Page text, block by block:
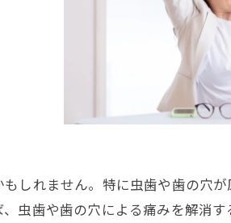
しれません。特に虫歯や歯の穴
虫歯や歯の穴による痛みを解消